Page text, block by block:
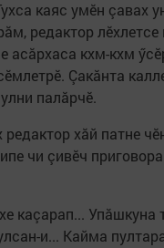
каяс умӗн çавах
редактор
асăрхаса кхм-кхм
Çакăнта
палăрчӗ.
редактор хăй патне
чи çивӗч
каçарап... Упăшкуна
и... Кайма